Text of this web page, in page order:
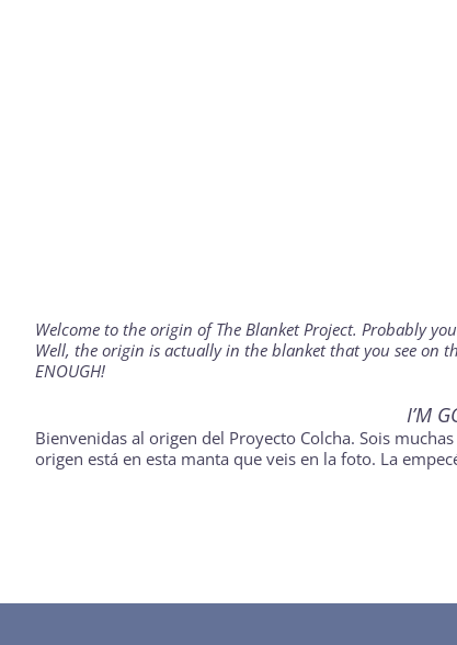
Welcome to the origin of The Blanket Project. Probably
Well, the origin is actually in the blanket that you see on
ENOUGH!
I’M
Bienvenidas al origen del Proyecto Colcha. Sois
origen está en esta manta que veis en la foto. La